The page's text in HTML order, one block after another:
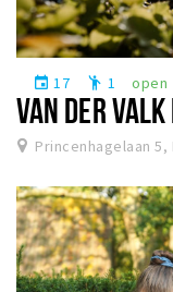
event 17 emoji_people 1 open
VAN DER
Princenhagelaan 5,